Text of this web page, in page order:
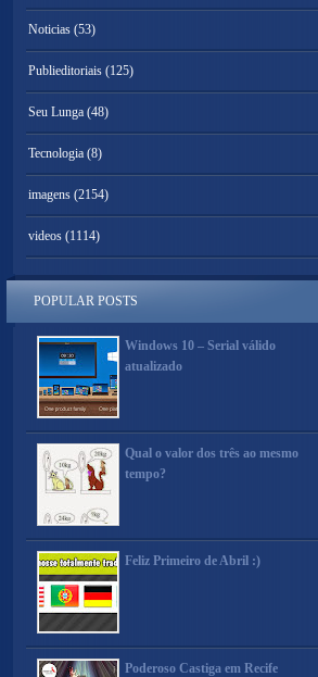
Noticias (53)
Publieditoriais (125)
Seu Lunga (48)
Tecnologia (8)
imagens (2154)
videos (1114)
POPULAR POSTS
Windows 10 – Serial válido
atualizado
Qual o valor dos três ao mesmo
tempo?
Feliz Primeiro de Abril :)
Poderoso Castiga em Recife